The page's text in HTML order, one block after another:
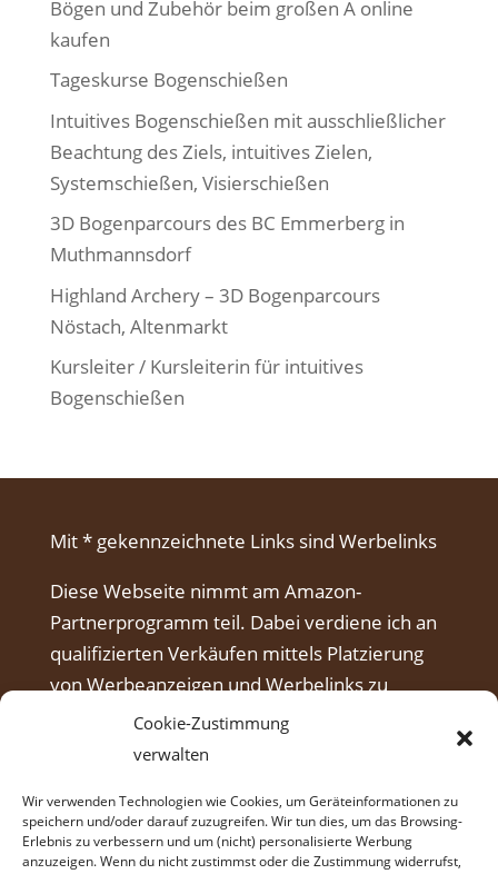
Cookie-Zustimmung
verwalten
Wir verwenden Technologien wie Cookies, um Geräteinformationen zu
speichern und/oder darauf zuzugreifen. Wir tun dies, um das Browsing-
Erlebnis zu verbessern und um (nicht) personalisierte Werbung
anzuzeigen. Wenn du nicht zustimmst oder die Zustimmung widerrufst,
Bögen und Zubehör beim großen A online
kaufen
Tageskurse Bogenschießen
Intuitives Bogenschießen mit ausschließlicher
Beachtung des Ziels, intuitives Zielen,
Systemschießen, Visierschießen
3D Bogenparcours des BC Emmerberg in
Muthmannsdorf
Highland Archery – 3D Bogenparcours
Nöstach, Altenmarkt
Kursleiter / Kursleiterin für intuitives
Bogenschießen
Mit * gekennzeichnete Links sind Werbelinks
Diese Webseite nimmt am Amazon-
Partnerprogramm teil. Dabei verdiene ich an
qualifizierten Verkäufen mittels Platzierung
von Werbeanzeigen und Werbelinks zu